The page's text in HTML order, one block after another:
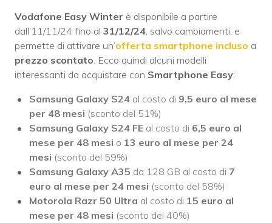
Vodafone Easy Winter è disponibile a partire
dall’11/11/24 fino al 31/12/24, salvo cambiamenti, e
permette di attivare un’offerta smartphone incluso a
prezzo scontato. Ecco quindi alcuni modelli
interessanti da acquistare con Smartphone Easy:
Samsung Galaxy S24 al costo di 9,5 euro al mese
per 48 mesi (sconto del 51%)
Samsung Galaxy S24 FE al costo di 6,5 euro al
mese per 48 mesi o 13 euro al mese per 24
mesi (sconto del 59%)
Samsung Galaxy A35 da 128 GB al costo di 7
euro al mese per 24 mesi (sconto del 58%)
Motorola Razr 50 Ultra al costo di 15 euro al
mese per 48 mesi (sconto del 40%)